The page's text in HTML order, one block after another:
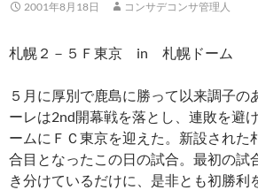
2001年8月18日 コンサデコンサ管理人
札幌２－５Ｆ東京 in 札幌ドーム
５月に厚別で鹿島に勝って以来調子の
ーレは2nd開幕戦を落とし、連敗を避
ームにＦＣ東京を迎えた。新設された
合目となったこの日の試合。最初の試
き分けているだけに、是非とも初勝利